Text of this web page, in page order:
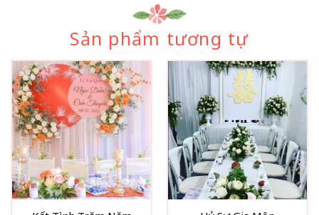
Sản phẩm tương tự